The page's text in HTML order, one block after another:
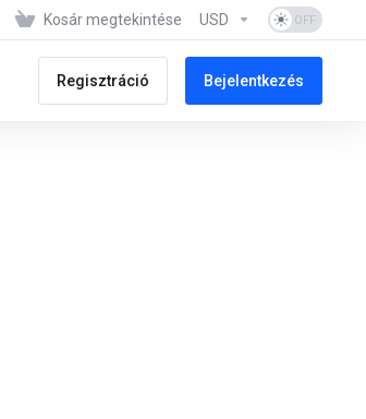
Kosár megtekintése USD
Regisztráció Bejelentkezés